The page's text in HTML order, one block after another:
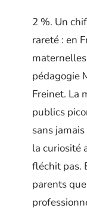
2 %. Un
rareté : en
pédagogie
Freinet. La
publics
sans
la curiosité
fléchit pas.
parents